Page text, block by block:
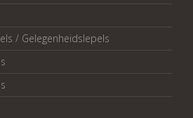
/ Gelegenheidslepels